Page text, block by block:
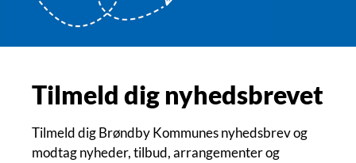
Tilmeld dig nyhedsbrevet
Tilmeld dig Brøndby Kommunes nyhedsbrev og
modtag nyheder, tilbud, arrangementer og